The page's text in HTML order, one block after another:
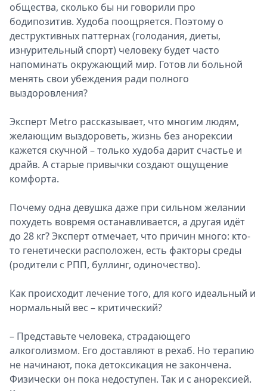
общества, сколько бы ни говорили про
бодипозитив. Худоба поощряется. Поэтому о
деструктивных паттернах (голодания, диеты,
изнурительный спорт) человеку будет часто
напоминать окружающий мир. Готов ли больной
менять свои убеждения ради полного
выздоровления?
Эксперт Metro рассказывает, что многим людям,
желающим выздороветь, жизнь без анорексии
кажется скучной – только худоба дарит счастье и
драйв. А старые привычки создают ощущение
комфорта.
Почему одна девушка даже при сильном желании
похудеть вовремя останавливается, а другая идёт
до 28 кг? Эксперт отмечает, что причин много: кто-
то генетически расположен, есть факторы среды
(родители с РПП, буллинг, одиночество).
Как происходит лечение того, для кого идеальный и
нормальный вес – крити­ческий?
– Представьте человека, страдающего
алкоголизмом. Его доставляют в рехаб. Но терапию
не начинают, пока детоксикация не закончена.
Физически он пока недоступен. Так и с анорексией.